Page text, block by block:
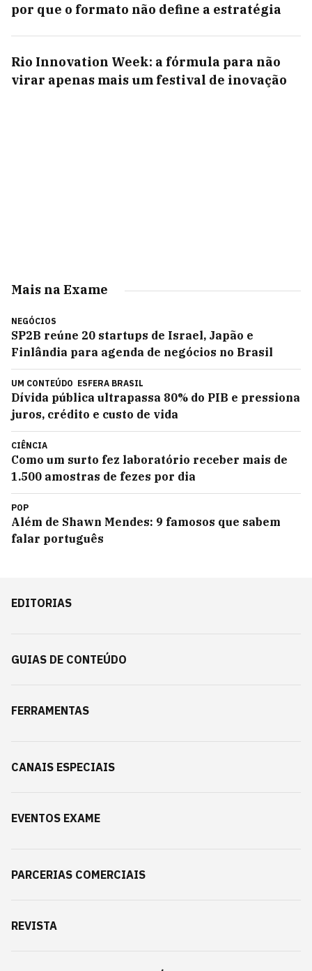
por que o formato não define a estratégia
Rio Innovation Week: a fórmula para não
virar apenas mais um festival de inovação
Mais na Exame
NEGÓCIOS
SP2B reúne 20 startups de Israel, Japão e
Finlândia para agenda de negócios no Brasil
UM CONTEÚDO ESFERA BRASIL
Dívida pública ultrapassa 80% do PIB e pressiona
juros, crédito e custo de vida
CIÊNCIA
Como um surto fez laboratório receber mais de
1.500 amostras de fezes por dia
POP
Além de Shawn Mendes: 9 famosos que sabem
falar português
EDITORIAS
GUIAS DE CONTEÚDO
FERRAMENTAS
CANAIS ESPECIAIS
EVENTOS EXAME
PARCERIAS COMERCIAIS
REVISTA